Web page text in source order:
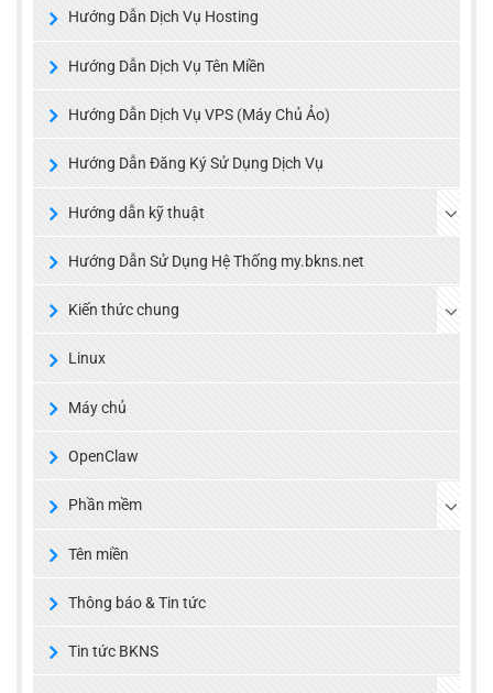
Hướng Dẫn Dịch Vụ Hosting
Hướng Dẫn Dịch Vụ Tên Miền
Hướng Dẫn Dịch Vụ VPS (Máy Chủ Ảo)
Hướng Dẫn Đăng Ký Sử Dụng Dịch Vụ
Hướng dẫn kỹ thuật
Hướng Dẫn Sử Dụng Hệ Thống my.bkns.net
Kiến thức chung
Linux
Máy chủ
OpenClaw
Phần mềm
Tên miền
Thông báo & Tin tức
Tin tức BKNS